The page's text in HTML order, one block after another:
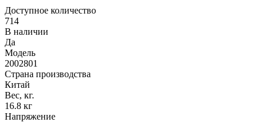
Доступное количество
714
В наличии
Да
Модель
2002801
Страна производства
Китай
Вес, кг.
16.8 кг
Напряжение